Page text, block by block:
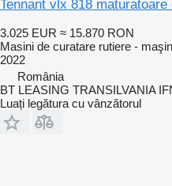
Tennant vlx 818
3.025 EUR ≈ 15.870 RON
Masini de curatare rutiere -
2022
România
BT LEASING TRANSILVANIA
Luați legătura cu vânzătorul